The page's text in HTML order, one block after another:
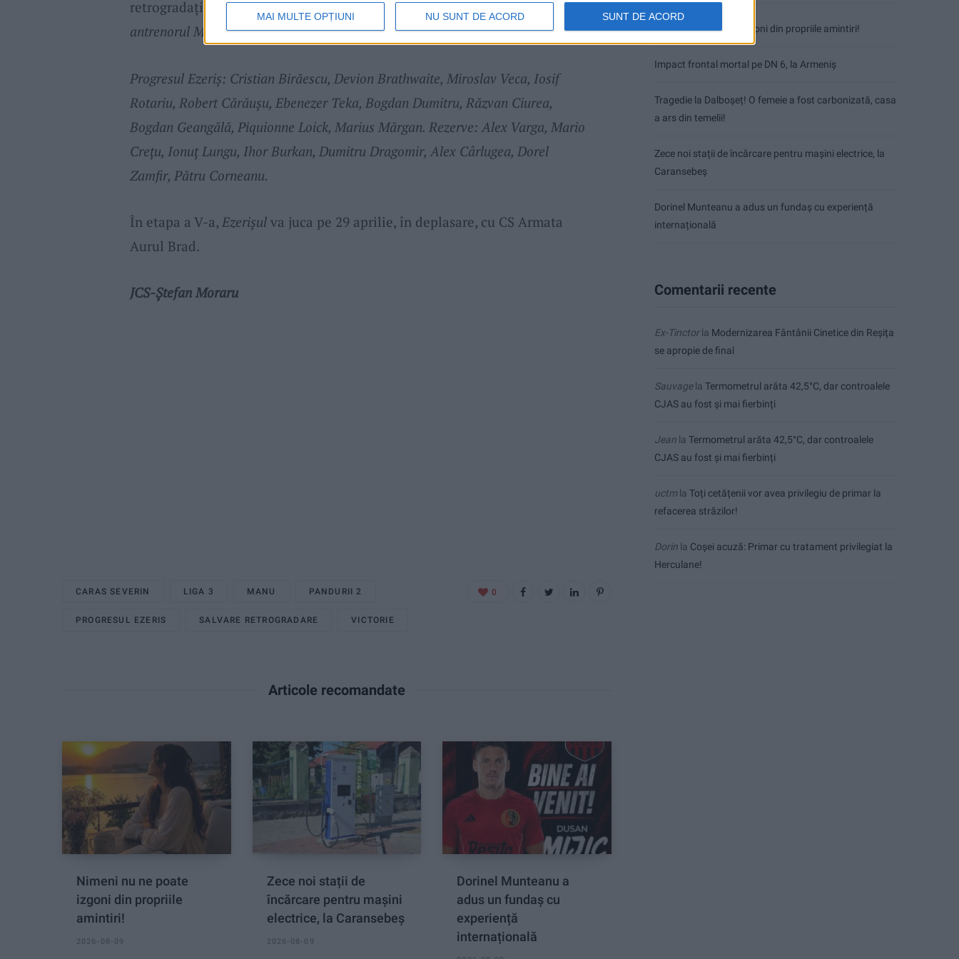
MAI MULTE OPȚIUNI NU SUNT DE ACORD SUNT DE ACORD
retrogradați, rămân lângă băieți și sper să salvăm corabia!”, a spus
antrenorul Mircea Manu.
Progresul Ezeriş: Cristian Birăescu, Devion Brathwaite, Miroslav Veca, Iosif
Rotariu, Robert Cărăuşu, Ebenezer Teka, Bogdan Dumitru, Răzvan Ciurea,
Bogdan Geangălă, Piquionne Loick, Marius Mărgan. Rezerve: Alex Varga, Mario
Creţu, Ionuţ Lungu, Ihor Burkan, Dumitru Dragomir, Alex Cârlugea, Dorel
Zamfir, Pătru Corneanu.
În etapa a V-a, Ezerișulva juca pe 29 aprilie, în deplasare, cu CS Armata
Aurul Brad.
JCS-Ștefan Moraru
CARAS SEVERIN LIGA 3 MANU PANDURII 2
PROGRESUL EZERIS SALVARE RETROGRADARE VICTORIE
0
Articole recomandate
Nimeni nu ne poate
izgoni din propriile
amintiri!
2026-08-09
Zece noi stații de
încărcare pentru mașini
electrice, la Caransebeș
2026-08-09
Dorinel Munteanu a
adus un fundaș cu
experiență
internațională
Nimeni nu ne poate izgoni din propriile amintiri!
Impact frontal mortal pe DN 6, la Armeniș
Tragedie la Dalboşeț! O femeie a fost carbonizată, casa
a ars din temelii!
Zece noi stații de încărcare pentru mașini electrice, la
Caransebeș
Dorinel Munteanu a adus un fundaș cu experiență
internațională
Comentarii recente
Ex-Tinctorla Modernizarea Fântânii Cinetice din Reșița
se apropie de final
Sauvagela Termometrul arăta 42,5°C, dar controalele
CJAS au fost și mai fierbinți
Jean la Termometrul arăta 42,5°C, dar controalele
CJAS au fost și mai fierbinți
uctmla Toți cetățenii vor avea privilegiu de primar la
refacerea străzilor!
Dorin la Coșei acuză: Primar cu tratament privilegiat la
Herculane!